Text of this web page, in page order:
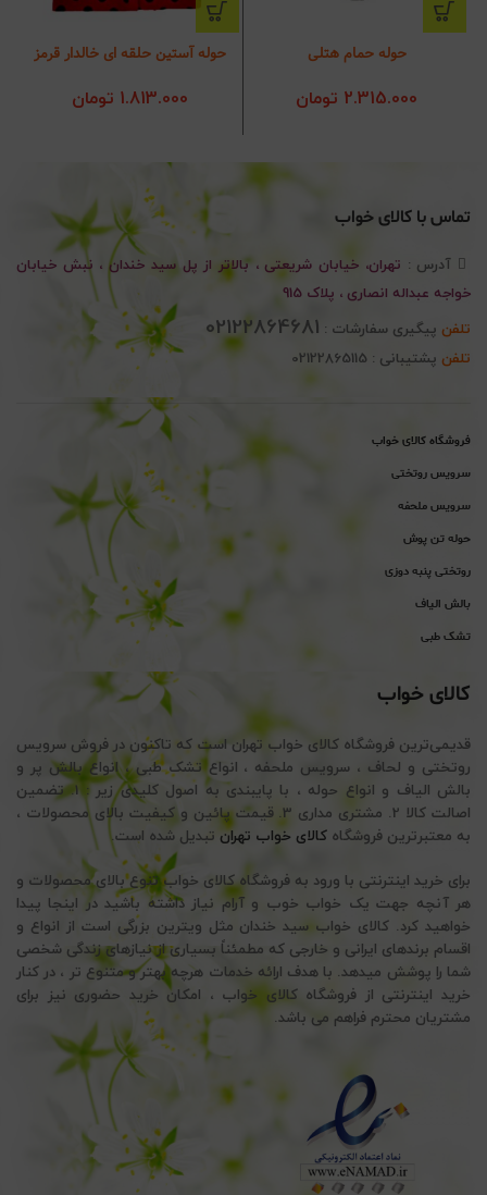
حوله حمام هتلی
2.315.000 تومان
حوله آستین حلقه ای خالدار قرمز
1.813.000 تومان
تماس با کالای خواب
آدرس : تهران، خیابان شریعتی ، بالاتر از پل سید خندان ، نبش خیابان
خواجه عبداله انصاری ، پلاک 915
تلفن پیگیری سفارشات : 02122864681
تلفن پشتیبانی : 02122865115
فروشگاه کالای خواب
سرویس روتختی
سرویس ملحفه
حوله تن پوش
روتختی پنبه دوزی
بالش الیاف
تشک طبی
کالای خواب
قدیمی‌ترین فروشگاه کالای خواب تهران است که تاکنون در فروش سرویس
روتختی و لحاف ، سرویس ملحفه ، انواع تشک طبی ، انواع بالش پر و
بالش الیاف و انواع حوله ، با پایبندی به اصول کلیدی زیر : 1. تضمین
اصالت کالا 2. مشتری مداری 3. قیمت پائین و کیفیت بالای محصولات ،
به معتبرترین فروشگاه کالای خواب تهران تبدیل شده است.
برای خرید اینترنتی با ورود به فروشگاه کالای خواب تنوع بالای محصولات و
هر آنچه جهت یک خواب خوب و آرام نیاز داشته باشید در اینجا پیدا
خواهید کرد. کالای خواب سید خندان مثل ویترین بزرگی است از انواع و
اقسام برندهای ایرانی و خارجی که مطمئناً بسیاری از نیازهای زندگی شخصی
شما را پوشش میدهد. با هدف ارائه خدمات هرچه بهتر و متنوع تر ، در کنار
خرید اینترنتی از فروشگاه کالای خواب ، امکان خرید حضوری نیز برای
مشتریان محترم فراهم می باشد.